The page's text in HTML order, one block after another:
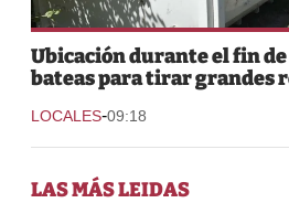
Ubicación durante el fin de
bateas para tirar grandes
LOCALES-09:18
LAS MÁS LEIDAS